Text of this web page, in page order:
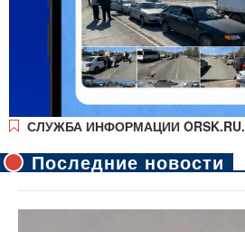
СЛУЖБА ИНФОРМАЦИИ ORSK.RU.
Последние новости